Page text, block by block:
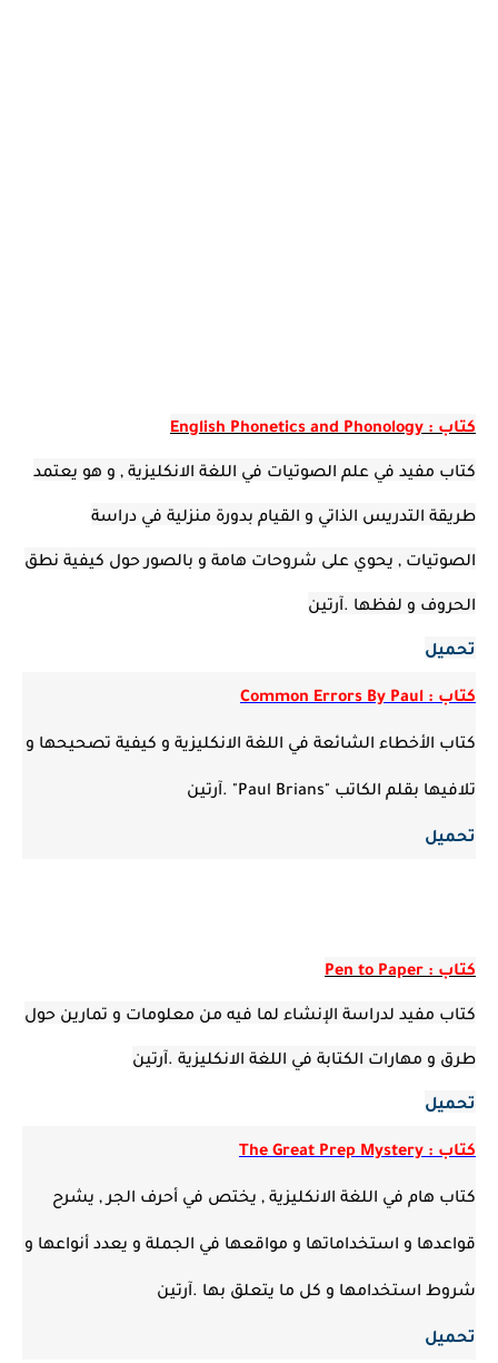
كتاب : English Phonetics and Phonology
كتاب مفيد في علم الصوتيات في اللغة الانكليزية , و هو يعتمد
طريقة التدريس الذاتي و القيام بدورة منزلية في دراسة
الصوتيات , يحوي على شروحات هامة و بالصور حول كيفية نطق
الحروف و لفظها .آرتين
تحميل
كتاب : Common Errors By Paul
كتاب الأخطاء الشائعة في اللغة الانكليزية و كيفية تصحيحها و
تلافيها بقلم الكاتب "Paul Brians" .آرتين
تحميل
كتاب : Pen to Paper
كتاب مفيد لدراسة الإنشاء لما فيه من معلومات و تمارين حول
طرق و مهارات الكتابة في اللغة الانكليزية .آرتين
تحميل
كتاب : The Great Prep Mystery
كتاب هام في اللغة الانكليزية , يختص في أحرف الجر , يشرح
قواعدها و استخداماتها و مواقعها في الجملة و يعدد أنواعها و
شروط استخدامها و كل ما يتعلق بها .آرتين
تحميل